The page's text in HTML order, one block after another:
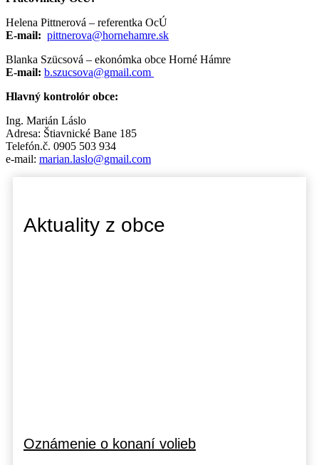
Helena Pittnerová – referentka OcÚ
E-mail: pittnerova@hornehamre.sk
Blanka Szücsová – ekonómka obce Horné Hámre
E-mail: b.szucsova@gmail.com
Hlavný kontrolór obce:
Ing. Marián Láslo
Adresa: Štiavnické Bane 185
Telefón.č. 0905 503 934
e-mail: marian.laslo@gmail.com
Aktuality z obce
Oznámenie o konaní volieb